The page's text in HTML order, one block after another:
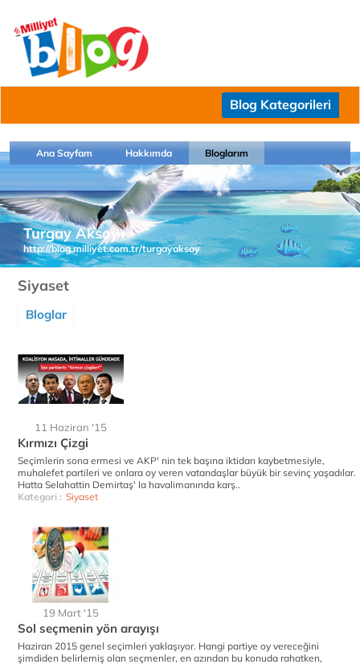
Blog Kategorileri
Ana Sayfam Hakkımda Bloglarım
Turgay Aksoy
http://blog.milliyet.com.tr/turgayaksoy
Siyaset
Bloglar
11 Haziran '15
Kırmızı Çizgi
Seçimlerin sona ermesi ve AKP' nin tek başına iktidarı kaybetmesiyle,
muhalefet partileri ve onlara oy veren vatandaşlar büyük bir sevinç yaşadılar.
Hatta Selahattin Demirtaş' la havalimanında karş..
Kategori : Siyaset
19 Mart '15
Sol seçmenin yön arayışı
Haziran 2015 genel seçimleri yaklaşıyor. Hangi partiye oy vereceğini
şimdiden belirlemiş olan seçmenler, en azından bu konuda rahatken,